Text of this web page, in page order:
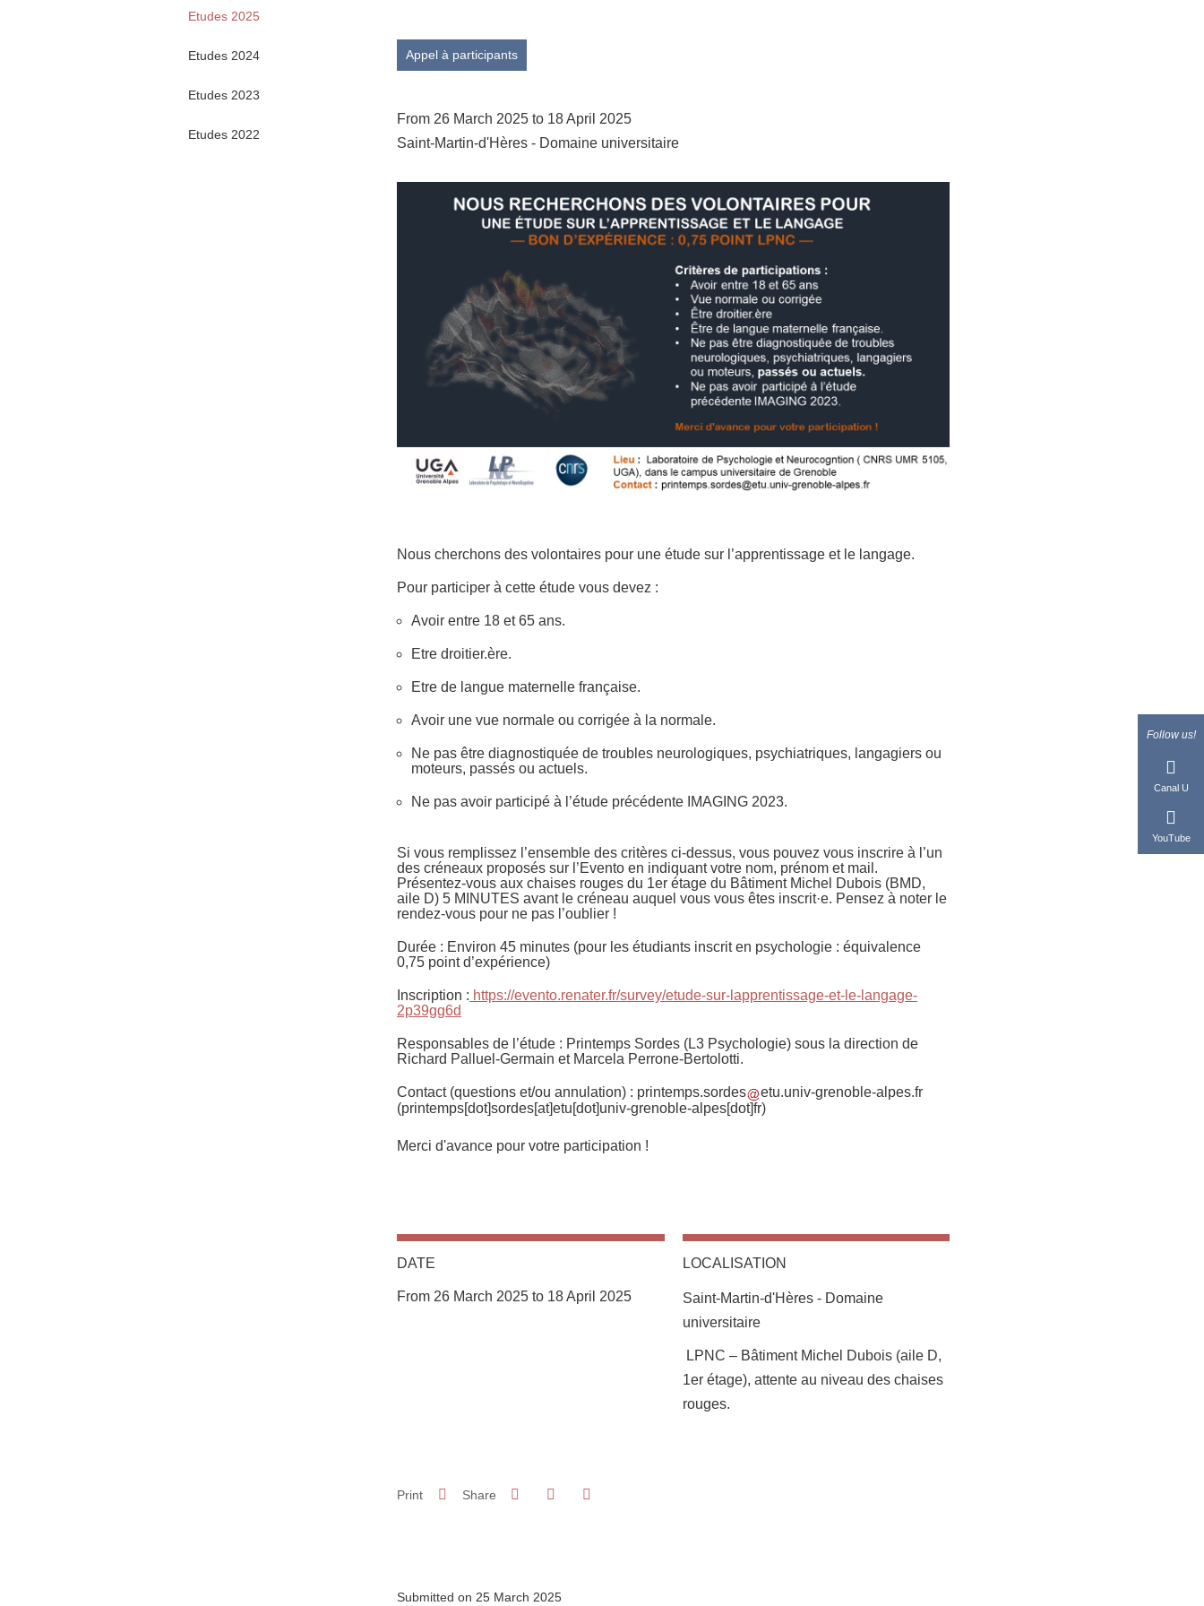
Follow us!
Canal U
YouTube
Etudes 2025
Etudes 2024
Etudes 2023
Etudes 2022
Appel à participants
From 26 March 2025 to 18 April 2025
Saint-Martin-d'Hères - Domaine universitaire
Nous cherchons des volontaires pour une étude sur l’apprentissage et le langage.
Pour participer à cette étude vous devez :
Avoir entre 18 et 65 ans.
Etre droitier.ère.
Etre de langue maternelle française.
Avoir une vue normale ou corrigée à la normale.
Ne pas être diagnostiquée de troubles neurologiques, psychiatriques, langagiers ou
moteurs, passés ou actuels.
Ne pas avoir participé à l’étude précédente IMAGING 2023.
Si vous remplissez l’ensemble des critères ci-dessus, vous pouvez vous inscrire à l’un
des créneaux proposés sur l’Evento en indiquant votre nom, prénom et mail.
Présentez-vous aux chaises rouges du 1er étage du Bâtiment Michel Dubois (BMD,
aile D) 5 MINUTES avant le créneau auquel vous vous êtes inscrit·e. Pensez à noter le
rendez-vous pour ne pas l’oublier !
Durée : Environ 45 minutes (pour les étudiants inscrit en psychologie : équivalence
0,75 point d’expérience)
Inscription : https://evento.renater.fr/survey/etude-sur-lapprentissage-et-le-langage-
2p39gg6d
Responsables de l’étude : Printemps Sordes (L3 Psychologie) sous la direction de
Richard Palluel-Germain et Marcela Perrone-Bertolotti.
Contact (questions et/ou annulation) : printemps.sordes
etu.univ-grenoble-alpes.fr
(printemps[dot]sordes[at]etu[dot]univ-grenoble-alpes[dot]fr)
Merci d'avance pour votre participation !
DATE
From 26 March 2025 to 18 April 2025
LOCALISATION
Saint-Martin-d'Hères - Domaine
universitaire
Complément lieu
LPNC – Bâtiment Michel Dubois (aile D,
1er étage), attente au niveau des chaises
rouges.
Print Share Share on Facebook
Share on LinkedIn
Submitted on 25 March 2025